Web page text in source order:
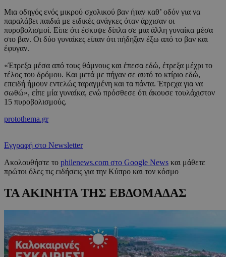
Μια οδηγός ενός μικρού σχολικού βαν ήταν καθ’ οδόν για να
παραλάβει παιδιά με ειδικές ανάγκες όταν άρχισαν οι
πυροβολισμοί. Είπε ότι έσκυψε δίπλα σε μια άλλη γυναίκα μέσα
στο βαν. Οι δύο γυναίκες είπαν ότι πήδηξαν έξω από το βαν και
έφυγαν.
«Έτρεξα μέσα από τους θάμνους και έπεσα εδώ, έτρεξα μέχρι το
τέλος του δρόμου. Και μετά με πήγαν σε αυτό το κτίριο εδώ,
επειδή ήμουν εντελώς ταραγμένη και τα πάντα. Έτρεχα για να
σωθώ», είπε μία γυναίκα, ενώ πρόσθεσε ότι άκουσε τουλάχιστον
15 πυροβολισμούς.
protothema.gr
Εγγραφή στο Newsletter
Ακολουθήστε το philenews.com στο Google News και μάθετε
πρώτοι όλες τις ειδήσεις για την Κύπρο και τον κόσμο
ΤΑ ΑΚΙΝΗΤΑ ΤΗΣ ΕΒΔΟΜΑΔΑΣ